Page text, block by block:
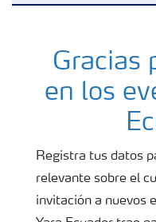
Portafolio de
Almacenaje y
Cultivos
Gracias
en los
Registra tus datos
relevante sobre el
invitación a nuevos